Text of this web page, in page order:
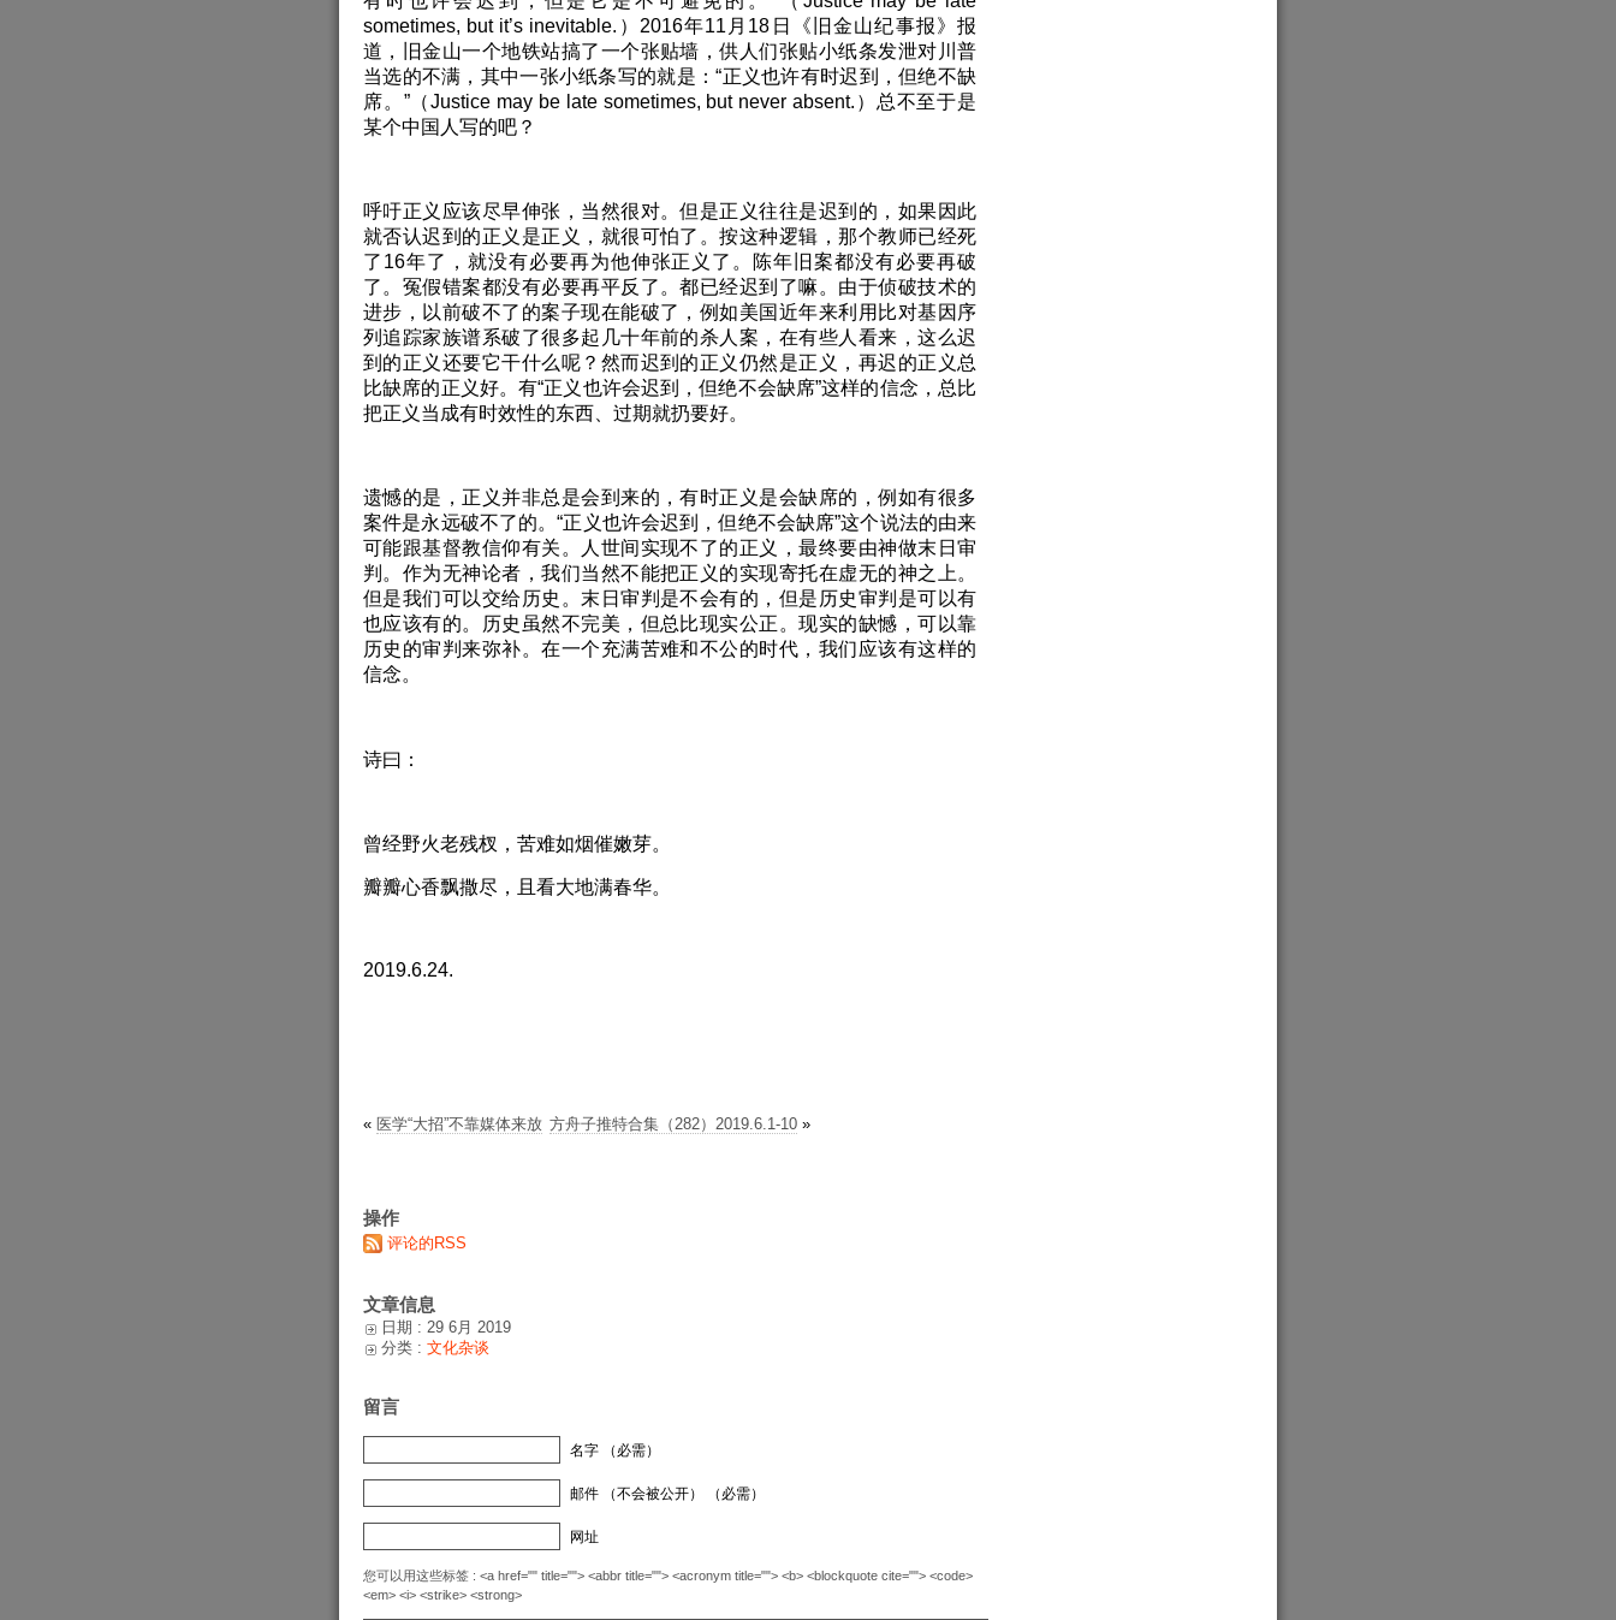
sometimes, but it’s inevitable.）2016年11月18日《旧金山纪事报》报
道，旧金山一个地铁站搞了一个张贴墙，供人们张贴小纸条发泄对川普
当选的不满，其中一张小纸条写的就是：“正义也许有时迟到，但绝不缺
席。”（Justice may be late sometimes, but never absent.）总不至于是
某个中国人写的吧？
呼吁正义应该尽早伸张，当然很对。但是正义往往是迟到的，如果因此
就否认迟到的正义是正义，就很可怕了。按这种逻辑，那个教师已经死
了16年了，就没有必要再为他伸张正义了。陈年旧案都没有必要再破
了。冤假错案都没有必要再平反了。都已经迟到了嘛。由于侦破技术的
进步，以前破不了的案子现在能破了，例如美国近年来利用比对基因序
列追踪家族谱系破了很多起几十年前的杀人案，在有些人看来，这么迟
到的正义还要它干什么呢？然而迟到的正义仍然是正义，再迟的正义总
比缺席的正义好。有“正义也许会迟到，但绝不会缺席”这样的信念，总比
把正义当成有时效性的东西、过期就扔要好。
遗憾的是，正义并非总是会到来的，有时正义是会缺席的，例如有很多
案件是永远破不了的。“正义也许会迟到，但绝不会缺席”这个说法的由来
可能跟基督教信仰有关。人世间实现不了的正义，最终要由神做末日审
判。作为无神论者，我们当然不能把正义的实现寄托在虚无的神之上。
但是我们可以交给历史。末日审判是不会有的，但是历史审判是可以有
也应该有的。历史虽然不完美，但总比现实公正。现实的缺憾，可以靠
历史的审判来弥补。在一个充满苦难和不公的时代，我们应该有这样的
信念。
诗曰：
曾经野火老残杈，苦难如烟催嫩芽。
瓣瓣心香飘撒尽，且看大地满春华。
2019.6.24.
« 医学“大招”不靠媒体来放 方舟子推特合集（282）2019.6.1-10 »
操作
评论的RSS
文章信息
日期 : 29 6月 2019
分类 : 文化杂谈
留言
名字 （必需）
邮件 （不会被公开） （必需）
网址
您可以用这些标签 : <a href="" title=""> <abbr title=""> <acronym title=""> <b> <blockquote cite=""> <code>
<em> <i> <strike> <strong>